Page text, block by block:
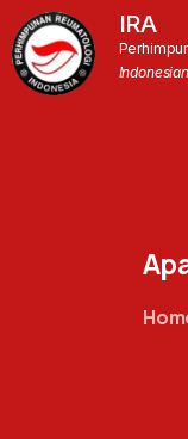
IRA